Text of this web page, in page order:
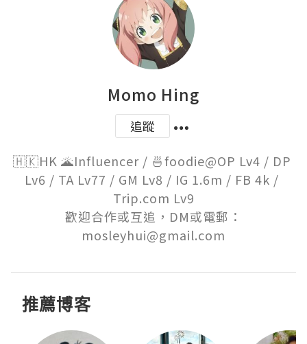
Momo Hing
追蹤
🇭🇰HK 🌋Influencer / 🍜foodie@OP Lv4 / DP
Lv6 / TA Lv77 / GM Lv8 / IG 1.6m / FB 4k /
Trip.com Lv9
歡迎合作或互追，DM或電郵：
mosleyhui@gmail.com
推薦博客